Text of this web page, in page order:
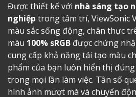
Được thiết kế với nhà sáng tạo
nghiệp trong tâm trí, ViewSonic
màu sắc sống động, chân thực
màu 100% sRGB được chứng
cung cấp khả năng tái tạo màu
phẩm của bạn luôn hiển thị
trong mọi lần làm việc. Tần số
hình ảnh mượt mà và chuyển